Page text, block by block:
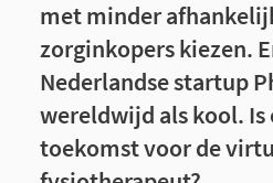
met minder
zorginkopers kiezen.
Nederlandse startup
wereldwijd als kool. Is
toekomst voor de